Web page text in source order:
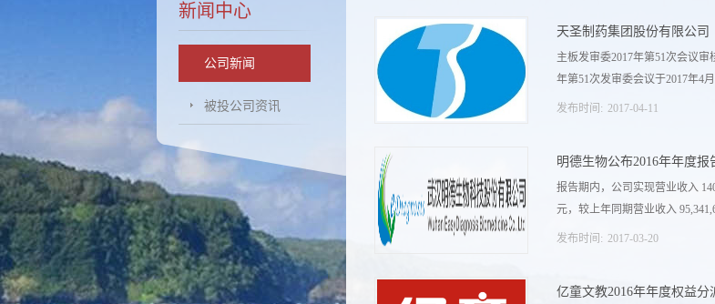
新闻中心
公司新闻
被投公司资讯
天圣制药集团股份有限公司
主板发审委2017年第51次会议
年第51次发审委会议于2017年4
宇消防设备股份有限公司（首
过。 （四）浙江寿仙谷医药
http://www.csrc.gov.cn/pub/
发布时间: 2017-04-11
明德生物公布2016年年度报
报告期内，公司实现营业收入
元，较上年同期营业收入
元、稀释每股收益 1.20 元，较
发布时间: 2017-03-20
亿童文教2016年年度权益分